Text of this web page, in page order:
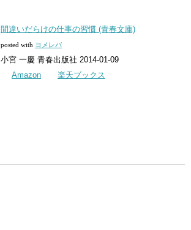
間違いだらけの仕事の習慣 (青春文庫)
posted with ヨメレバ
小宮 一慶 青春出版社 2014-01-09
Amazon
楽天ブックス